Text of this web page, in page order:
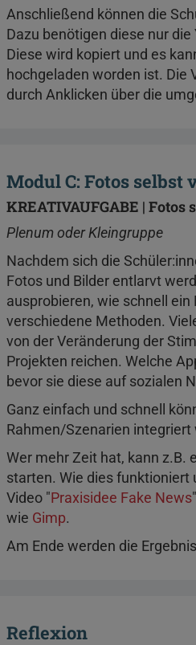
Anschließend können die
Dazu benötigen diese nur
Diese wird kopiert und es
hochgeladen worden ist. Die
durch Anklicken über die
Modul C: Fotos selbst
KREATIVAUFGABE | Fotos
Plenum oder Kleingruppe
Nachdem sich die
Fotos und Bilder entlarvt
ausprobieren, wie schnell
verschiedene Methoden.
von der Veränderung der
Projekten reichen. Welche
bevor sie diese auf sozialen
Ganz einfach und schnell
Rahmen/Szenarien integriert
Wer mehr Zeit hat, kann z.B.
starten. Wie dies funktioniert
Video "Praxisidee Fake News
wie Gimp.
Am Ende werden die
Reflexion